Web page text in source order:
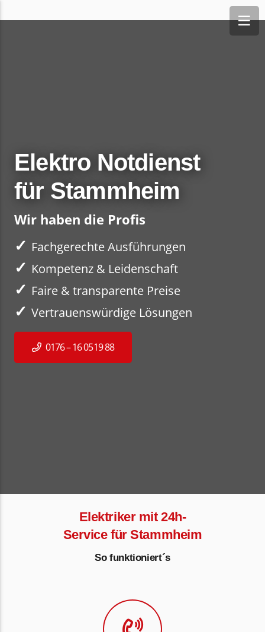
Elektro Notdienst
für Stammheim
Wir haben die Profis
✓ Fachgerechte Ausführungen
✓ Kompetenz & Leidenschaft
✓ Faire & transparente Preise
✓ Vertrauenswürdige Lösungen
0176 – 16 0519 88
Elektriker mit 24h-
Service für Stammheim
So funktioniert´s